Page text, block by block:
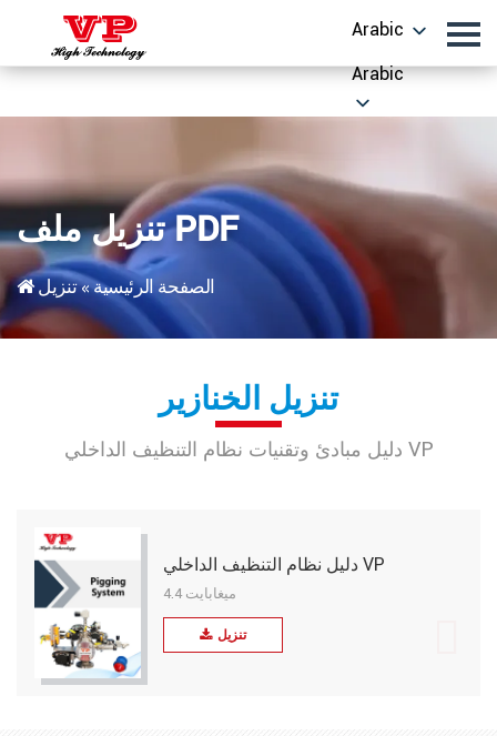
Arabic
Arabic
تنزيل ملف PDF
الصفحة الرئيسية»تنزيل
تنزيل الخنازير
دليل مبادئ وتقنيات نظام التنظيف الداخلي VP
دليل نظام التنظيف الداخلي VP
4.4 ميغابايت
تنزيل